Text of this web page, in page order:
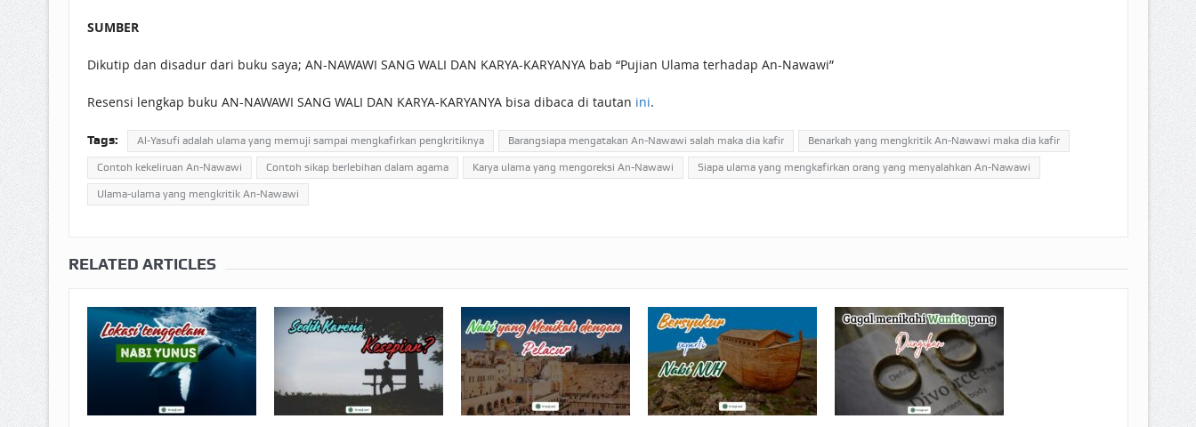
SUMBER
Dikutip dan disadur dari buku saya; AN-NAWAWI SANG WALI DAN KARYA-KARYANYA bab “Pujian Ulama terhadap An-Nawawi”
Resensi lengkap buku AN-NAWAWI SANG WALI DAN KARYA-KARYANYA bisa dibaca di tautan ini.
Tags: Al-Yasufi adalah ulama yang memuji sampai mengkafirkan pengkritiknya Barangsiapa mengatakan An-Nawawi salah maka dia kafir Benarkah yang mengkritik An-Nawawi maka dia kafir
Contoh kekeliruan An-Nawawi Contoh sikap berlebihan dalam agama Karya ulama yang mengoreksi An-Nawawi Siapa ulama yang mengkafirkan orang yang menyalahkan An-Nawawi
Ulama-ulama yang mengkritik An-Nawawi
RELATED ARTICLES